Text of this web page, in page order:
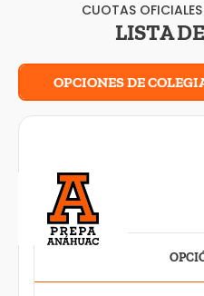
CUOTAS
LISTA
OPCIONES DE